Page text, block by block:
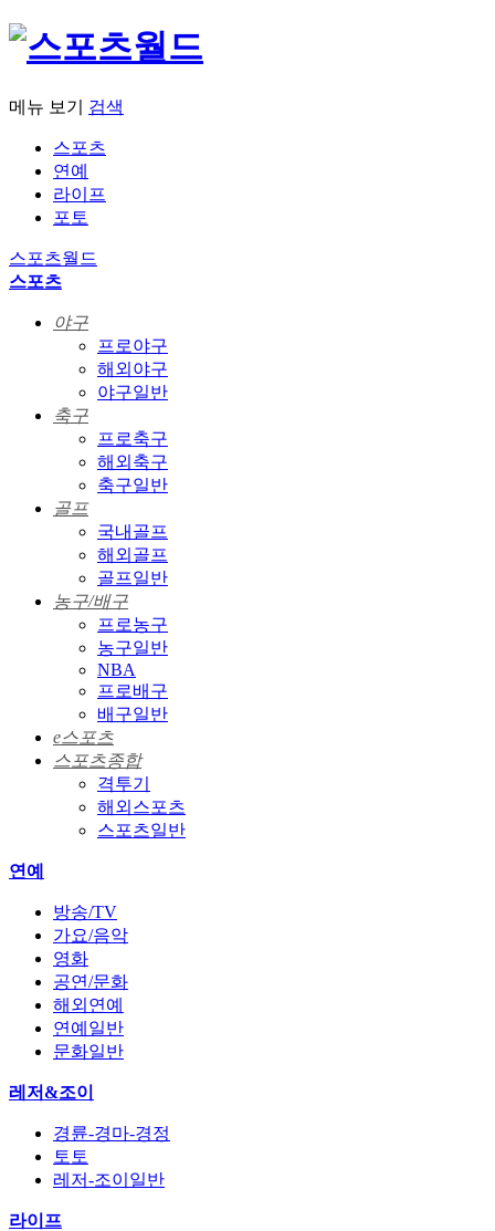
메뉴 보기 검색
스포츠
연예
라이프
포토
스포츠월드
스포츠
야구
프로야구
해외야구
야구일반
축구
프로축구
해외축구
축구일반
골프
국내골프
해외골프
골프일반
농구/배구
프로농구
농구일반
NBA
프로배구
배구일반
e스포츠
스포츠종합
격투기
해외스포츠
스포츠일반
연예
방송/TV
가요/음악
영화
공연/문화
해외연예
연예일반
문화일반
레저&조이
경륜-경마-경정
토토
레저-조이일반
라이프